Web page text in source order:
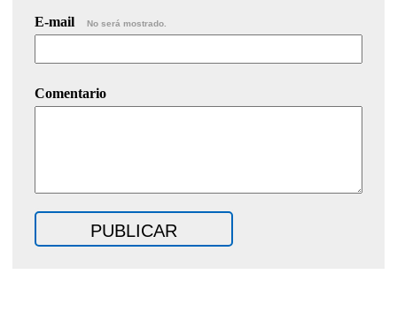
E-mail No será mostrado.
Comentario